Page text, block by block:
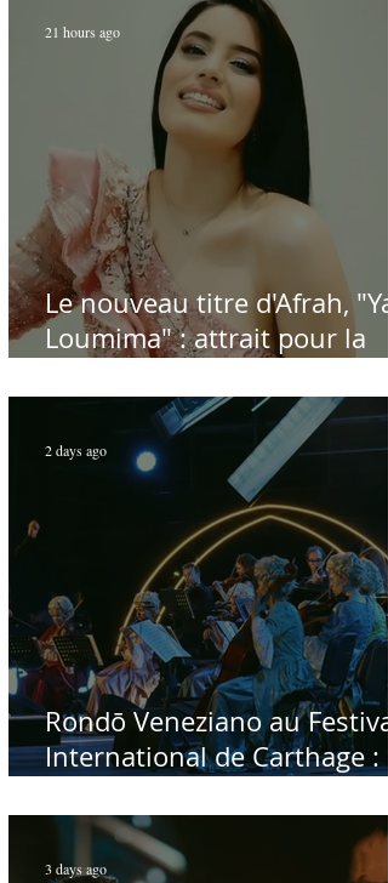
d'antan
Le nouveau titre d'Afrah, "Ya
Loumima" : attrait pour la
Rabah Driassa
21 hours ago
Rondō Veneziano au Festival
International de Carthage :
public tunisien
2 days ago
3 days ago